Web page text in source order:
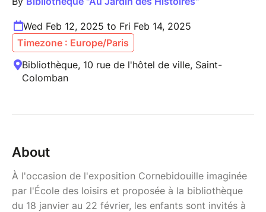
Wed Feb 12, 2025 to Fri Feb 14, 2025
Timezone : Europe/Paris
Bibliothèque, 10 rue de l'hôtel de ville, Saint-
Colomban
About
À l'occasion de l'exposition Cornebidouille imaginée
par l'École des loisirs et proposée à la bibliothèque
du 18 janvier au 22 février, les enfants sont invités à